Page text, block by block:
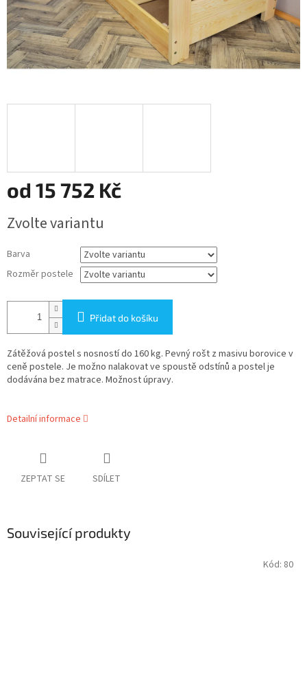
od 15 752 Kč
cena:
Zvolte variantu
Barva
Rozměr postele
Přidat do košíku
Zátěžová postel s nosností do 160 kg. Pevný rošt z masivu borovice v
ceně postele. Je možno nalakovat ve spoustě odstínů a postel je
dodávána bez matrace. Možnost úpravy.
Detailní informace
ZEPTAT SE SDÍLET
Související produkty
Kód: 80